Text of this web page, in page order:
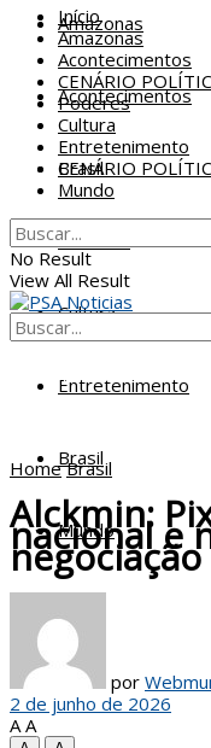
Amazonas
Acontecimentos
CENÁRIO
Poderes
Cultura
Entretenimento
Brasil
Mundo
Início
Amazonas
Acontecimentos
CENÁRIO
Poderes
Cultura
Entretenimento
Brasil
Mundo
No Result
View All Result
View All Result
Home Brasil
Alckmin:
nacional e
por
2 de junho de 2026
A A